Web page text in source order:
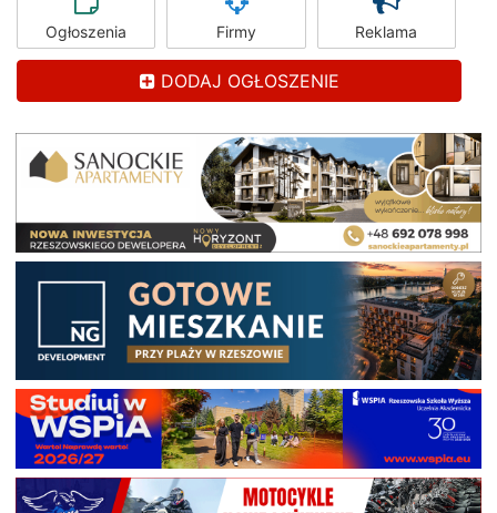
Ogłoszenia Firmy Reklama
DODAJ OGŁOSZENIE